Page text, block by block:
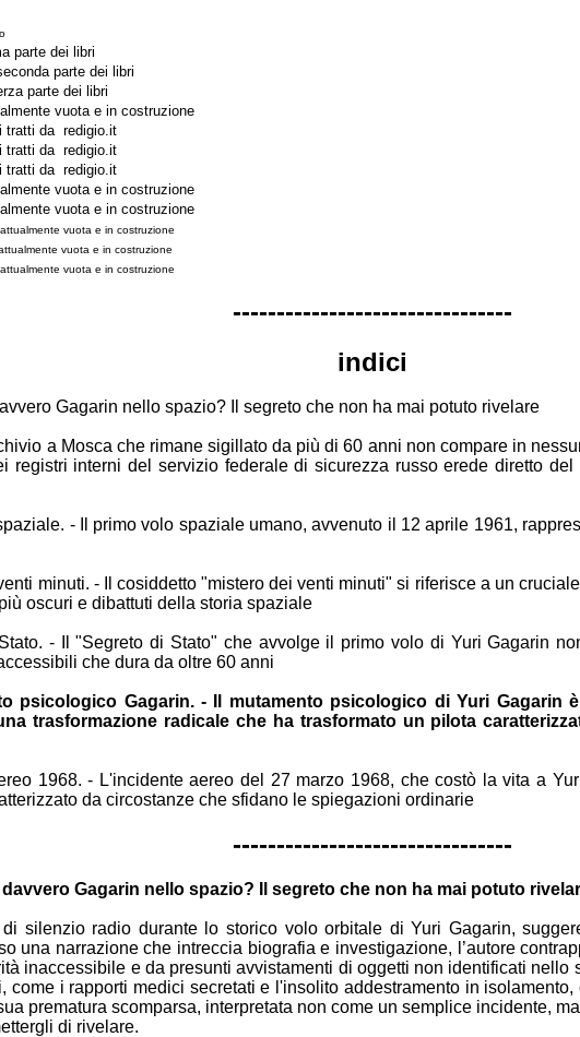
parte dei libri
parte dei libri
parte dei libri
vuota e in costruzione
tratti da redigio.it
tratti da redigio.it
tratti da redigio.it
vuota e in costruzione
vuota e in costruzione
attualmente vuota e in costruzione
vuota e in costruzione
attualmente vuota e in costruzione
--------------------------------
indici
Gagarin nello spazio? Il segreto che non ha mai potuto rivelare
a Mosca che rimane sigillato da più di 60 anni non compare in
registri interni del servizio federale di sicurezza russo erede diretto
- Il primo volo spaziale umano, avvenuto il 12 aprile 1961,
minuti. - Il cosiddetto "mistero dei venti minuti" si riferisce a un cruciale
oscuri e dibattuti della storia spaziale
- Il "Segreto di Stato" che avvolge il primo volo di Yuri Gagarin
che dura da oltre 60 anni
psicologico Gagarin. - Il mutamento psicologico di Yuri Gagarin
trasformazione radicale che ha trasformato un pilota
1968. - L'incidenteaereo del 27 marzo 1968, che costò la vita a
da circostanze che sfidano le spiegazioni ordinarie
--------------------------------
Gagarin nello spazio? Il segreto che non ha mai potuto
silenzio radio durante lo storico volo orbitale di Yuri Gagarin,
una narrazione che intreccia biografia e investigazione, l’autore
inaccessibile e da presunti avvistamenti di oggetti non identificati nello
come i rapporti medici secretati e l'insolito addestramento in isolamento,
prematura scomparsa, interpretata non come un semplice incidente,
di rivelare.